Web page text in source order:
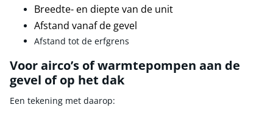
Breedte- en diepte van de unit
Afstand vanaf de gevel
Afstand tot de erfgrens
Voor airco’s of warmtepompen aan de
gevel of op het dak
Een tekening met daarop: